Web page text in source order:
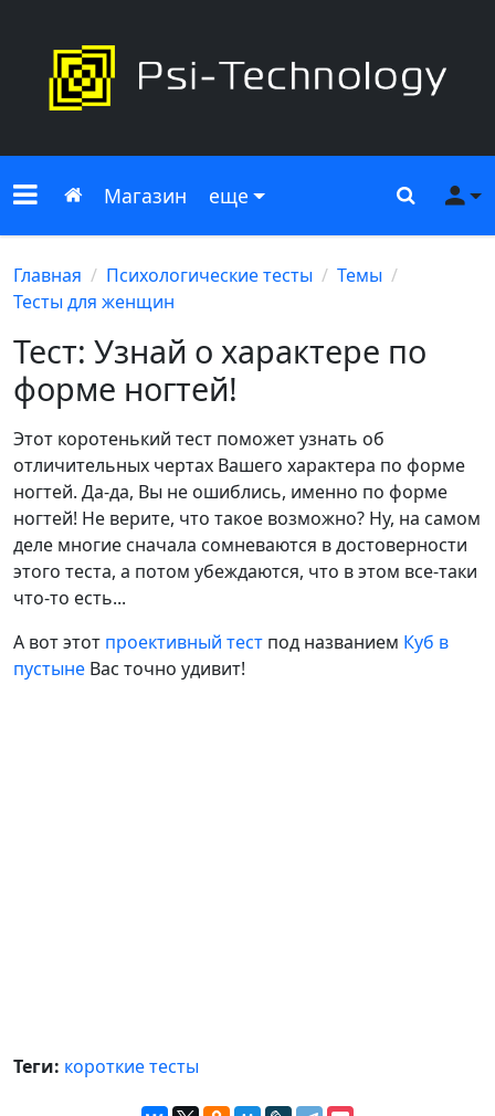
Меню сайта
Главная
Магазин еще Поиск
Главная Психологические тесты
Темы
Тесты для женщин
Тест: Узнай о характере по
форме ногтей!
Этот коротенький тест поможет узнать об
отличительных чертах Вашего характера по форме
ногтей. Да-да, Вы не ошиблись, именно по форме
ногтей! Не верите, что такое возможно? Ну, на самом
деле многие сначала сомневаются в достоверности
этого теста, а потом убеждаются, что в этом все-таки
что-то есть...
А вот этот проективный тест под названием Куб в
пустыне Вас точно удивит!
Теги: короткие тесты